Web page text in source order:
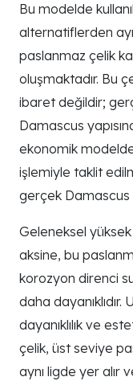
Bu modelde
alternatiflerden
paslanmaz çelik
oluşmaktadır. Bu
ibaret değildir;
Damascus
ekonomik
işlemiyle taklit
gerçek Damascus
Geleneksel
aksine, bu
korozyon direnci
daha
dayanıklılık ve
çelik, üst seviye
aynı ligde yer alır